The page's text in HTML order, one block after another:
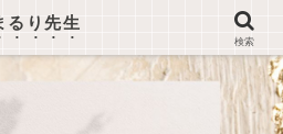
るり先生
検索